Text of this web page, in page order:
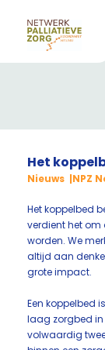
Het
Nieuws NPZ
Het koppelbed
verdient het
worden. We
altijd aan
grote impact.
Een koppelbed
laag zorgbed
volwaardig